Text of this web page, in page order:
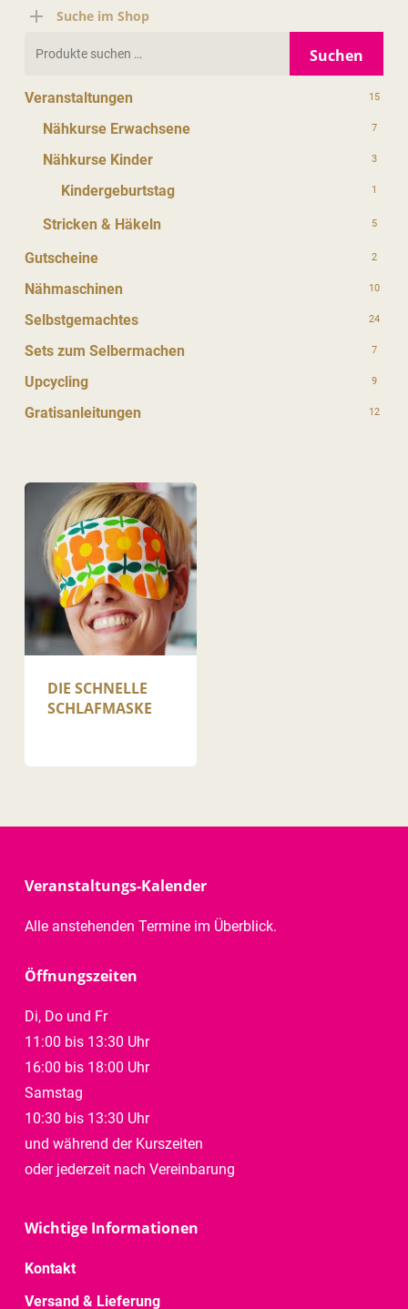
Suche im Shop
Suchen
Veranstaltungen 15
Nähkurse Erwachsene 7
Nähkurse Kinder 3
Kindergeburtstag 1
Stricken & Häkeln 5
Gutscheine 2
Nähmaschinen 10
Selbstgemachtes 24
Sets zum Selbermachen 7
Upcycling 9
Gratisanleitungen 12
DIE SCHNELLE
SCHLAFMASKE
Veranstaltungs-Kalender
Alle anstehenden Termine im Überblick.
Öffnungszeiten
Di, Do und Fr
11:00 bis 13:30 Uhr
16:00 bis 18:00 Uhr
Samstag
10:30 bis 13:30 Uhr
und während der Kurszeiten
oder jederzeit nach Vereinbarung
Wichtige Informationen
Kontakt
Versand & Lieferung